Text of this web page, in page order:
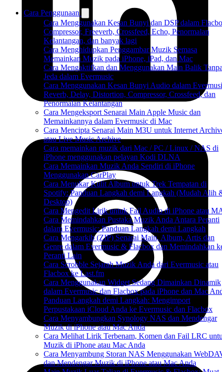
Cara Penggunaan
Cara Menggunakan Kesan Bunyi dan DSP dalam
Compressor, Freeverb, Crossfeed, Echo, Penormalan
Kelantangan, dan banyak lagi
Cara Menghidupkan Penggambar Muzik Semasa
Memainkan Muzik pada iPhone, iPad, dan Mac
Cara Mengaktifkan dan Menggunakan Main Balik
Jeda dalam Evermusic
Cara Menggunakan Kesan Bunyi Audio dalam
Reverb, Delay, Distortion, Compressor, Crossfeed, dan
Penormalan Kelantangan
Cara Mengeksport Senarai Main Apple Music dan
Memainkannya dalam Evermusic di Mac
Cara Mencipta Senarai Main M3U untuk Internet
atau Live Music Archive
Cara memainkan muzik dari Mac / PC / Linux / NAS di
iPhone menggunakan pelayan Kodi DLNA
Cara Memainkan Muzik Anda Sendiri di iPhone
Menggunakan CarPlay
Cara Menukar Kulit Album untuk Trek Tempatan di
Spotify: Panduan Langkah demi Langkah (Mudah Alih
Desktop)
Cara Mengedit Lirik untuk Fail Audio di iPhone atau
Cara Memindahkan Pustaka Muzik Anda Antara Peranti
dalam Evermusic: Panduan Langkah demi Langkah
Cara Mengarkib (ZIP) Senarai Main, Album, Artis dan
Genre dalam Evermusic & Flacbox dan Memindahkan
Peranti Lain
Cara Scrobble Sejarah Muzik Anda dari Evermusic atau
Flacbox ke Last.fm
Cara Menggunakan Widget Sedang Dimainkan Dinamik
dalam Evermusic dan Flacbox pada iPhone dan Mac
Panduan Langkah demi Langkah: Mengimport
Perpustakaan iCloud Anda ke Evermusic dan Flacbox
Cara Menyambungkan Synology NAS dan Mendengar
Muzik di iPhone atau Mac Anda
Cara Melihat Lirik Terbenam, Komen dan Fail LRC
Muzik di iPhone atau Mac Anda
Cara Menyambung Storan NAS Menggunakan
dan Mendengar Muzik di iPhone atau Mac Anda